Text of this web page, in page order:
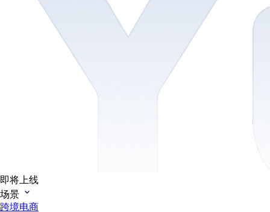
即将上线
场景
跨境电商